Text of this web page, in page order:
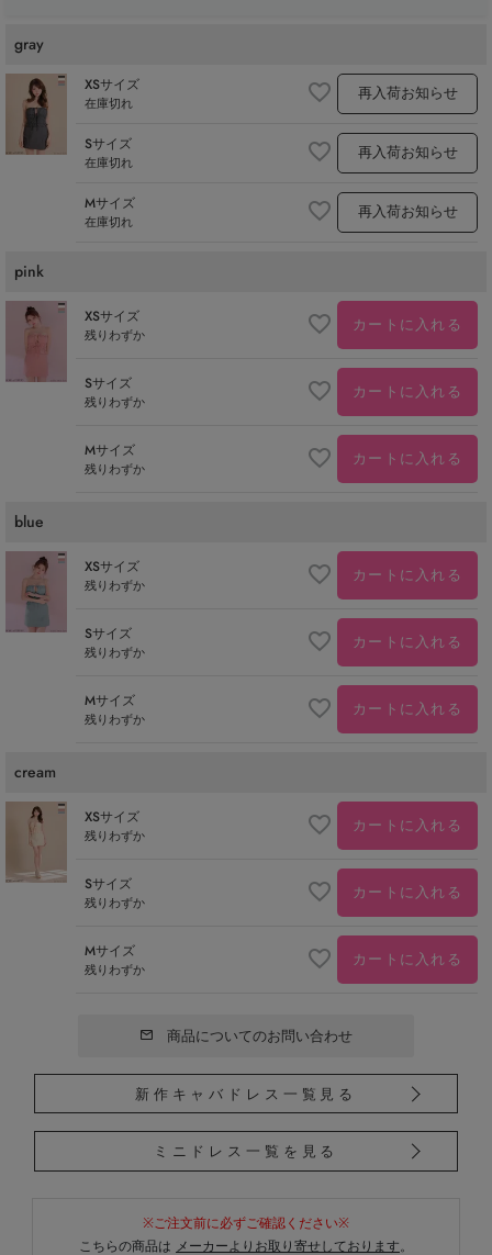
gray
XSサイズ
在庫切れ 再入荷お知らせ
Sサイズ
在庫切れ 再入荷お知らせ
Mサイズ
在庫切れ 再入荷お知らせ
pink
XSサイズ
残りわずか カートに入れる
Sサイズ
残りわずか カートに入れる
Mサイズ
残りわずか カートに入れる
blue
XSサイズ
残りわずか カートに入れる
Sサイズ
残りわずか カートに入れる
Mサイズ
残りわずか カートに入れる
cream
XSサイズ
残りわずか カートに入れる
Sサイズ
残りわずか カートに入れる
Mサイズ
残りわずか カートに入れる
商品についてのお問い合わせ
新作キャバドレス一覧見る
ミニドレス一覧を見る
※ご注文前に必ずご確認ください※
こちらの商品は メーカーよりお取り寄せしております。